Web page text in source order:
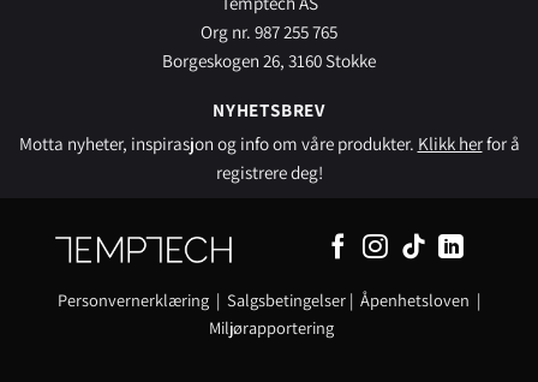
Org nr. 987 255 765
Borgeskogen 26, 3160 Stokke
NYHETSBREV
Motta nyheter, inspirasjon og info om våre produkter. Klikk herfor å
registrere deg!
Personvernerklæring | Salgsbetingelser | Åpenhetsloven |
Miljørapportering